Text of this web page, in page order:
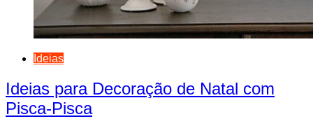
Ideias
Ideias para Decoração de Natal com
Pisca-Pisca